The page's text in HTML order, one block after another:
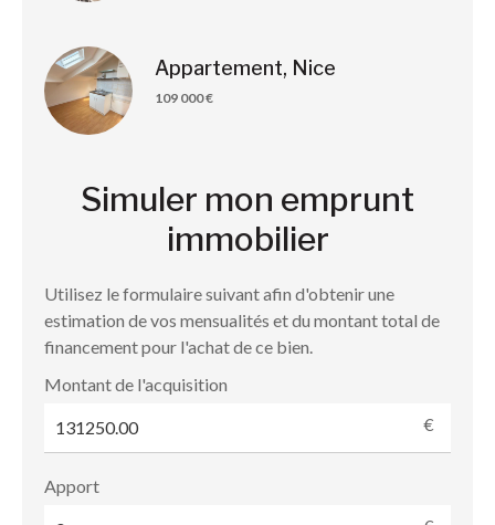
Appartement, Nice
109 000 €
Simuler mon emprunt
immobilier
Utilisez le formulaire suivant afin d'obtenir une
estimation de vos mensualités et du montant total de
financement pour l'achat de ce bien.
Montant de l'acquisition
€
Apport